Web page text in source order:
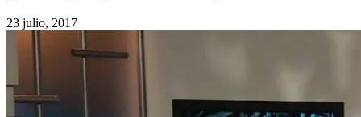
23 julio, 2017